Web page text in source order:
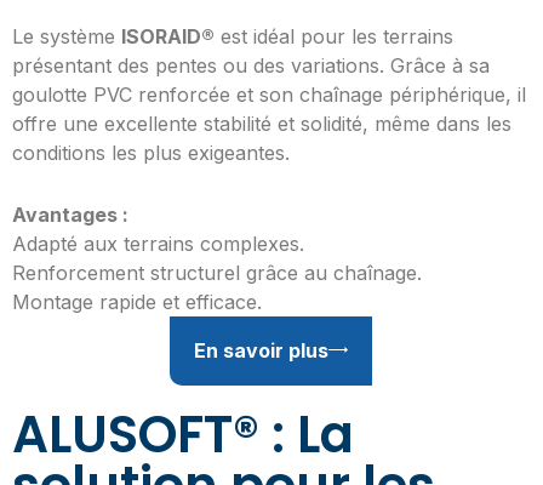
Le système ISORAID® est idéal pour les terrains
présentant des pentes ou des variations. Grâce à sa
goulotte PVC renforcée et son chaînage périphérique, il
offre une excellente stabilité et solidité, même dans les
conditions les plus exigeantes.
Avantages :
Adapté aux terrains complexes.
Renforcement structurel grâce au chaînage.
Montage rapide et efficace.
En savoir plus
ALUSOFT® : La